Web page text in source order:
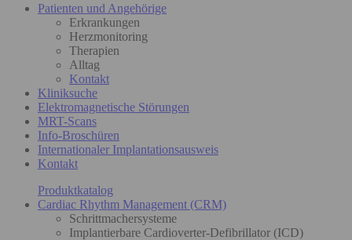
Patienten und Angehörige
Erkrankungen
Herzmonitoring
Therapien
Alltag
Kontakt
Kliniksuche
Elektromagnetische Störungen
MRT-Scans
Info-Broschüren
Internationaler Implantationsausweis
Kontakt
Produktkatalog
Cardiac Rhythm Management (CRM)
Schrittmachersysteme
Implantierbare Cardioverter-Defibrillator (ICD)